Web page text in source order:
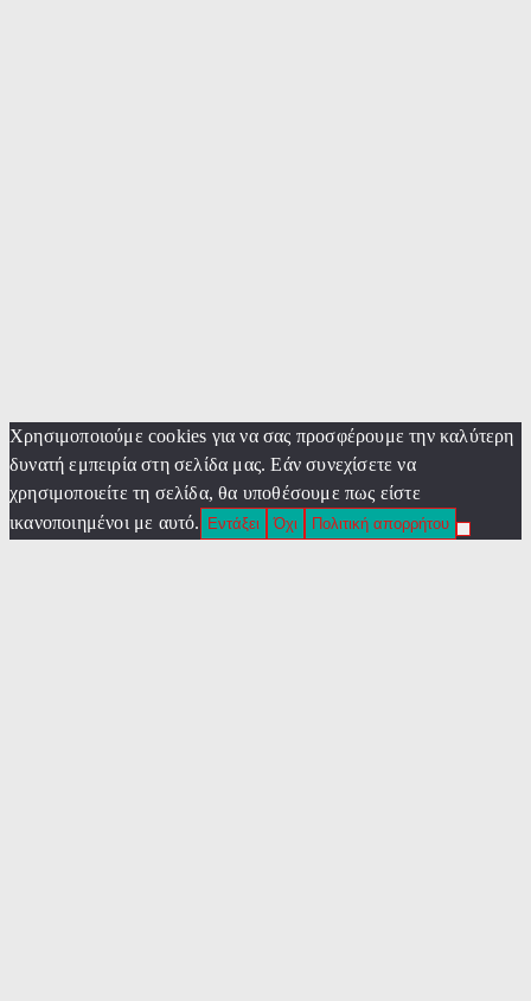
Χρησιμοποιούμε cookies για να σας προσφέρουμε την καλύτερη
δυνατή εμπειρία στη σελίδα μας. Εάν συνεχίσετε να
χρησιμοποιείτε τη σελίδα, θα υποθέσουμε πως είστε
ικανοποιημένοι με αυτό.
Εντάξει Όχι Πολιτική απορρήτου